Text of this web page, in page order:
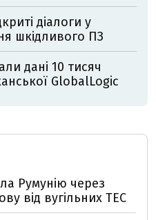
діалоги у
шкідливого ПЗ
дані 10 тисяч
GlobalLogic
Румунію через
від вугільних ТЕС